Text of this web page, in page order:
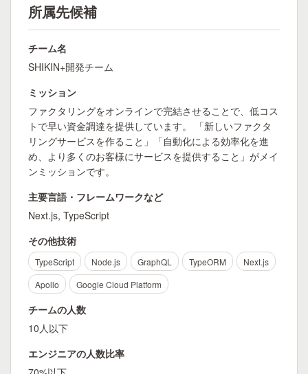
所属先候補
チーム名
SHIKIN+開発チーム
ミッション
ファクタリングをオンラインで完結させることで、低コス
トで早い資金調達を提供しています。 「新しいファクタ
リングサービスを作ること」「自動化による効率化を進
め、より多くのお客様にサービスを提供すること」がメイ
ンミッションです。
主要言語・フレームワークなど
Next.js, TypeScript
その他技術
TypeScript Node.js GraphQL TypeORM
Next.js
Apollo
Google Cloud Platform
チームの人数
10人以下
エンジニアの人数比率